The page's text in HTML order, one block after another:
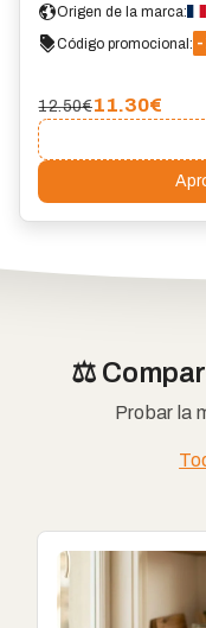
Origen de la marca:
Código promocional: -
12.50€11.30€
⚖️
Probar la